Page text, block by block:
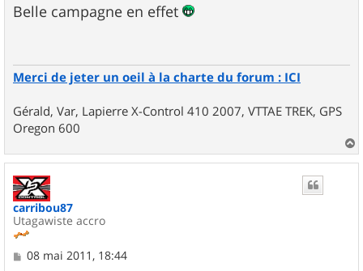
s
s
Belle campagne en effet
Merci de jeter un oeil à la charte du forum : ICI
Gérald, Var, Lapierre X-Control 410 2007, VTTAE TREK, GPS
Oregon 600
a
u
carribou87
Utagawiste accro
M
08 mai 2011, 18:44